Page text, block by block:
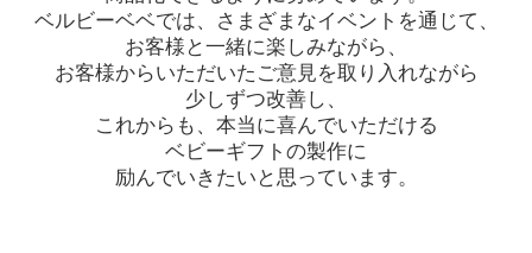
ベルビーベベでは、さまざまなイベントを通じて、
お客様と一緒に楽しみながら、
お客様からいただいたご意見を取り入れながら
少しずつ改善し、
これからも、本当に喜んでいただける
ベビーギフトの製作に
励んでいきたいと思っています。